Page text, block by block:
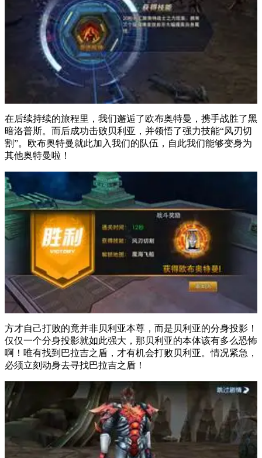
在后续持续的旅程里，我们邂逅了欧布奥特曼，携手战胜了黑
暗洛普斯。而后成功击败贝利亚，并领悟了强力技能“风刃切
割”。欧布奥特曼就此加入我们的队伍，自此我们能够变身为
其他奥特曼啦！
方才自己打败的竟并非贝利亚本尊，而是贝利亚的分身投影！
仅仅一个分身投影就如此强大，那贝利亚的本体该有多么恐怖
啊！唯有找到巴拉吉之盾，才有机会打败贝利亚。情况紧急，
必须立刻动身去寻找巴拉吉之盾！